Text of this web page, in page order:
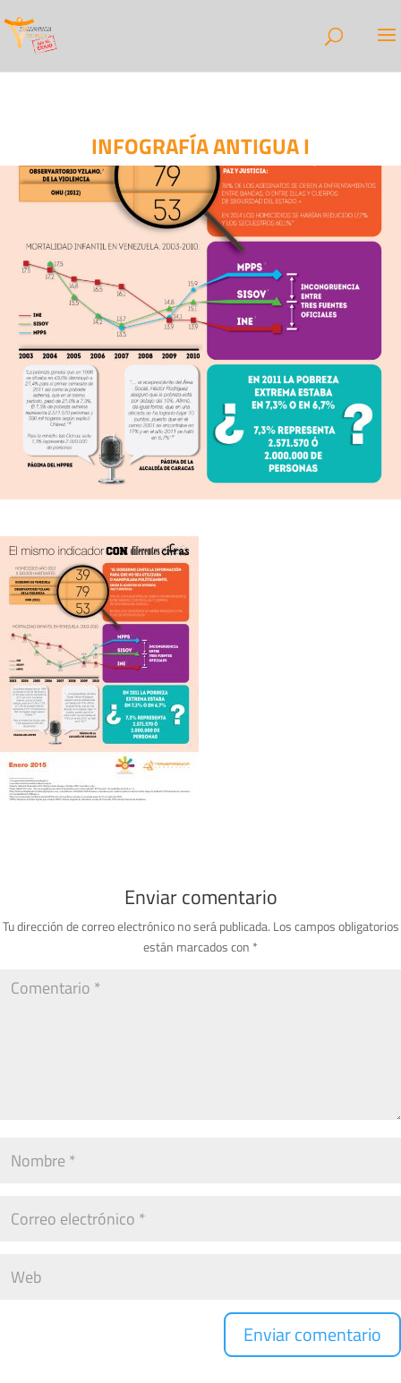
INFOGRAFÍA ANTIGUA I
Enviar comentario
Tu dirección de correo electrónico no será publicada. Los campos obligatorios
están marcados con *